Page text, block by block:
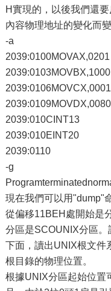
H實現的，以後我們還
內容物理地址的變化而變
-a
2039:0100MOVAX,0201
2039:0103MOVBX,1000
2039:0106MOVCX,0001
2039:0109MOVDX,0080
2039:010CINT13
2039:010EINT20
2039:0110
-g
現在我們可以用"dump"
從偏移11BEH處開始是
分區是SCOUNIX分區。
下面，讀出UNIX根文件
根目錄的物理位置。
根據UNIX分區起始位置